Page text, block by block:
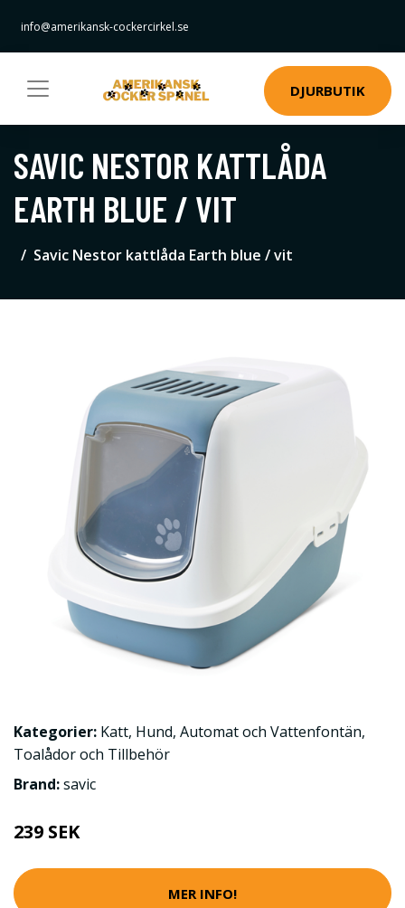
info@amerikansk-cockercirkel.se
DJURBUTIK
SAVIC NESTOR KATTLÅDA
EARTH BLUE / VIT
Savic Nestor kattlåda Earth blue / vit
Kategorier: Katt, Hund, Automat och Vattenfontän,
Toalådor och Tillbehör
Brand:savic
239 SEK
MER INFO!